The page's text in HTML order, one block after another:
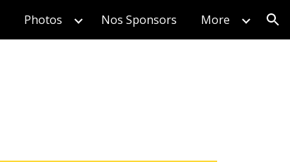
Photos Nos Sponsors More